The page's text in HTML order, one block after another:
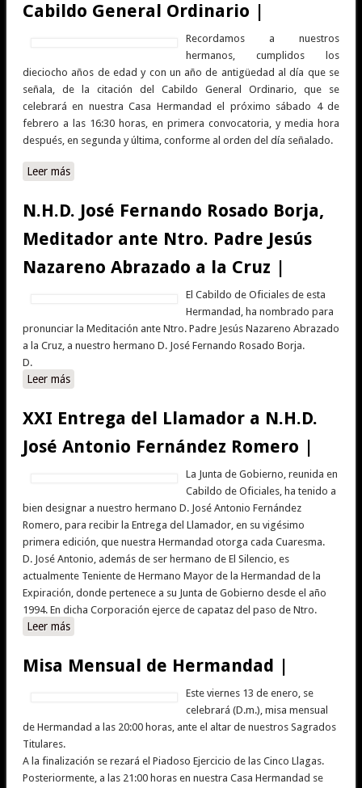
Cabildo General Ordinario |
Recordamos a nuestros
hermanos, cumplidos los
dieciocho años de edad y con un año de antigüedad al día que se
señala, de la citación del Cabildo General Ordinario, que se
celebrará en nuestra Casa Hermandad el próximo sábado 4 de
febrero a las 16:30 horas, en primera convocatoria, y media hora
después, en segunda y última, conforme al orden del día señalado.
Leer mássobre Cabildo General Ordinario |
N.H.D. José Fernando Rosado Borja,
Meditador ante Ntro. Padre Jesús
Nazareno Abrazado a la Cruz |
El Cabildo de Oficiales de esta
Hermandad, ha nombrado para
pronunciar la Meditación ante Ntro. Padre Jesús Nazareno Abrazado
a la Cruz, a nuestro hermano D. José Fernando Rosado Borja.
D.
Leer mássobre N.H.D. José Fernando Rosado Borja, Meditador ante
XXI Entrega del Llamador a N.H.D.
José Antonio Fernández Romero |
La Junta de Gobierno, reunida en
Cabildo de Oficiales, ha tenido a
bien designar a nuestro hermano D. José Antonio Fernández
Romero, para recibir la Entrega del Llamador, en su vigésimo
primera edición, que nuestra Hermandad otorga cada Cuaresma.
D. José Antonio, además de ser hermano de El Silencio, es
actualmente Teniente de Hermano Mayor de la Hermandad de la
Expiración, donde pertenece a su Junta de Gobierno desde el año
1994. En dicha Corporación ejerce de capataz del paso de Ntro.
Leer mássobre XXI Entrega del Llamador a N.H.D. José Antonio
Misa Mensual de Hermandad |
Este viernes 13 de enero, se
celebrará (D.m.), misa mensual
de Hermandad a las 20:00 horas, ante el altar de nuestros Sagrados
Titulares.
A la finalización se rezará el Piadoso Ejercicio de las Cinco Llagas.
Posteriormente, a las 21:00 horas en nuestra Casa Hermandad se